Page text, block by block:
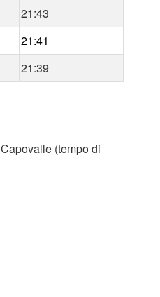
21:43
21:41
21:39
Capovalle (tempo di